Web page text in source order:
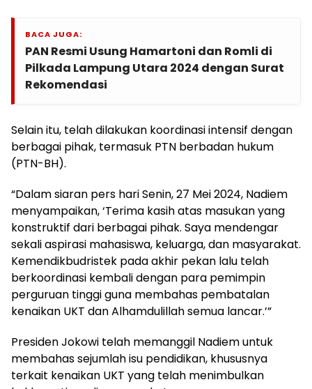
BACA JUGA:
PAN Resmi Usung Hamartoni dan Romli di
Pilkada Lampung Utara 2024 dengan Surat
Rekomendasi
Selain itu, telah dilakukan koordinasi intensif dengan
berbagai pihak, termasuk PTN berbadan hukum
(PTN-BH).
“Dalam siaran pers hari Senin, 27 Mei 2024, Nadiem
menyampaikan, ‘Terima kasih atas masukan yang
konstruktif dari berbagai pihak. Saya mendengar
sekali aspirasi mahasiswa, keluarga, dan masyarakat.
Kemendikbudristek pada akhir pekan lalu telah
berkoordinasi kembali dengan para pemimpin
perguruan tinggi guna membahas pembatalan
kenaikan UKT dan Alhamdulillah semua lancar.’”
Presiden Jokowi telah memanggil Nadiem untuk
membahas sejumlah isu pendidikan, khususnya
terkait kenaikan UKT yang telah menimbulkan